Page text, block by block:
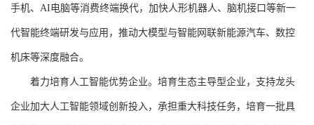
手机、AI电脑等消费终端换代，加快人形机器人、脑机接口等新一
代智能终端研发与应用，推动大模型与智能网联新能源汽车、数控
机床等深度融合。
着力培育人工智能优势企业。培育生态主导型企业，支持龙头
企业加大人工智能领域创新投入，承担重大科技任务，培育一批具